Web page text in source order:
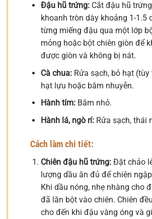
Đậu hũ trứng:Cắt đậu hũ
khoanh tròn dày khoảng 1-1.5
từng miếng đậu qua một lớp
mỏng hoặc bột chiên giòn để
được giòn và không bị nát.
Cà chua:Rửa sạch, bỏ hạt (tùy
hạt lựu hoặc băm nhuyễn.
Hành tím:Băm nhỏ.
Hành lá, ngò rí:Rửa sạch, thái
Cách làm chi tiết:
Chiên đậu hũ trứng:Đặt chảo
lượng dầu ăn đủ để chiên
Khi dầu nóng, nhẹ nhàng cho
đã lăn bột vào chiên. Chiên
cho đến khi đậu vàng óng và